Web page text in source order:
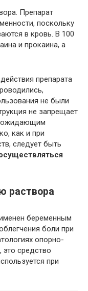
Препарат
поскольку
в кровь. В 100
и прокаина, а
препарата
не были
не запрещает
ожидающим
как и при
следует быть
раствора
беременным
боли при
опорно-
это средство
при